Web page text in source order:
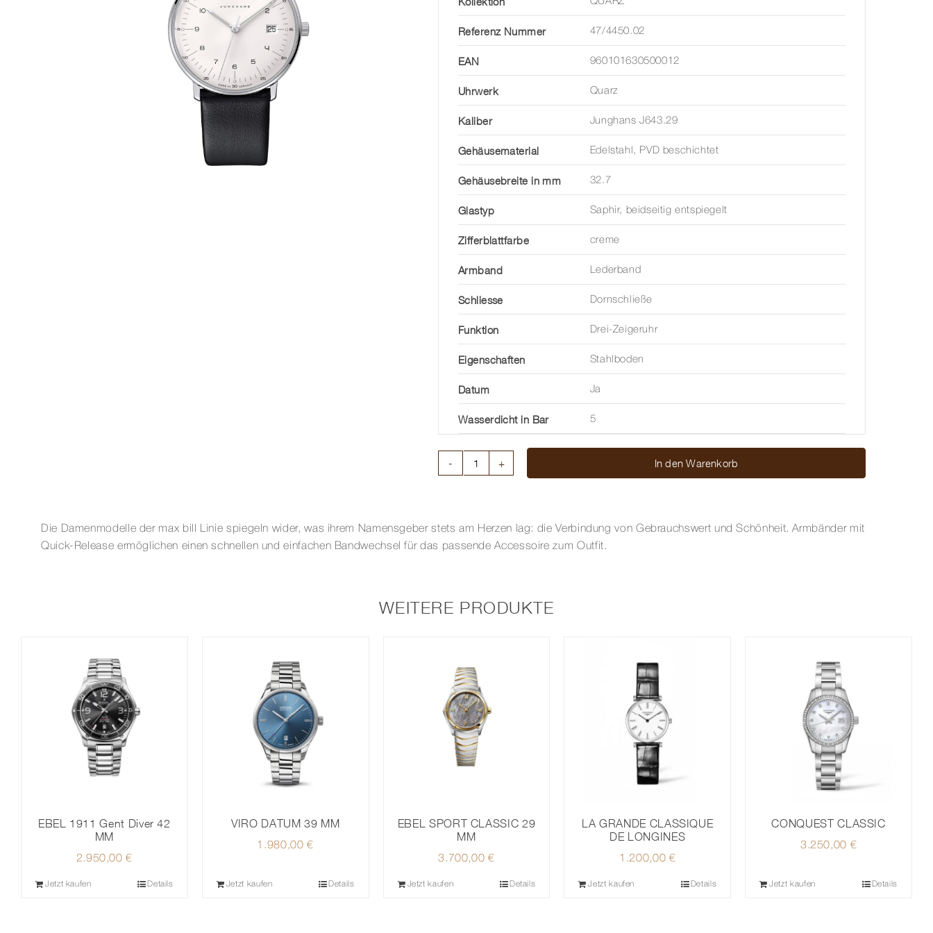
Referenz Nummer 47/4450.02
EAN 960101630500012
Uhrwerk Quarz
Kaliber Junghans J643.29
Gehäusematerial Edelstahl, PVD beschichtet
Gehäusebreite in mm 32.7
Glastyp Saphir, beidseitig entspiegelt
Zifferblattfarbe creme
Armband Lederband
Schliesse Dornschließe
Funktion Drei-Zeigeruhr
Eigenschaften Stahlboden
Datum Ja
Wasserdicht in Bar 5
33
In den Warenkorb
Die Damenmodelle der max bill Linie spiegeln wider, was ihrem Namensgeber stets am Herzen lag: die Verbindung von Gebrauchswert und Schönheit. Armbänder mit
Quick-Release ermöglichen einen schnellen und einfachen Bandwechsel für das passende Accessoire zum Outfit.
WEITERE PRODUKTE
EBEL 1911 Gent Diver 42
MM
2.950,00€
Jetzt kaufen Details
VIRO DATUM 39 MM
1.980,00€
Jetzt kaufen Details
EBEL SPORT CLASSIC 29
MM
3.700,00€
Jetzt kaufen Details
LA GRANDE CLASSIQUE
DE LONGINES
1.200,00 €
Jetzt kaufen Details
CONQUEST CLASSIC
3.250,00 €
Jetzt kaufen Details